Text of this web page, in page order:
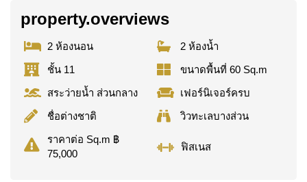
property.overviews
2 ห้องนอน
2 ห้องน้ำ
ชั้น 11
ขนาดพื้นที่ 60 Sq.m
สระว่ายน้ำ ส่วนกลาง
เฟอร์นิเจอร์ครบ
ชื่อต่างชาติ
วิวทะเลบางส่วน
ราคาต่อ Sq.m ฿
75,000
ฟิสเนส